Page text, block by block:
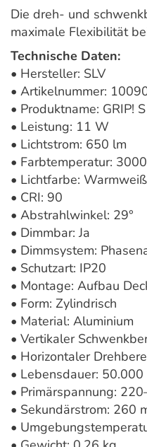
Die dreh- und
maximale Flexibilität
Technische Daten:
• Hersteller: SLV
• Artikelnummer:
• Produktname: GRIP! S
• Leistung: 11 W
• Lichtstrom: 650 lm
• Farbtemperatur:
• Lichtfarbe: Warmweiß
• CRI: 90
• Abstrahlwinkel: 29°
• Dimmbar: Ja
• Dimmsystem:
• Schutzart: IP20
• Montage: Aufbau
• Form: Zylindrisch
• Material: Aluminium
• Vertikaler
• Horizontaler
• Lebensdauer: 50.000
• Primärspannung:
• Sekundärstrom: 260
•